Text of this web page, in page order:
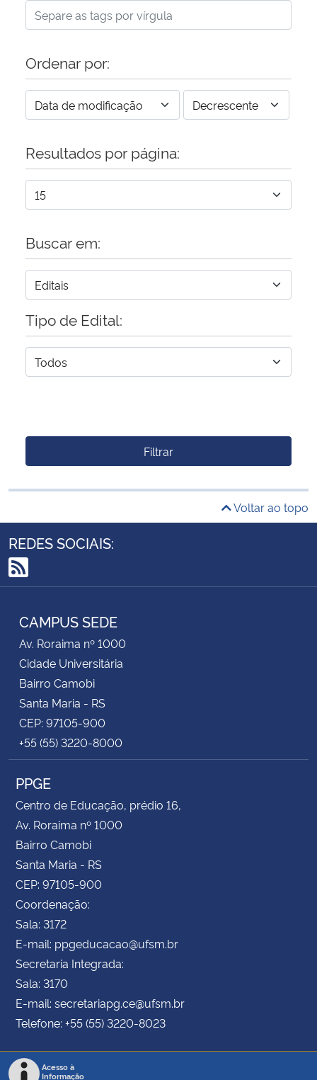
Ordenar por:
Resultados por página:
Buscar em:
Tipo de Edital:
Filtrar
Voltar ao topo
REDES SOCIAIS:
RSS
CAMPUS SEDE
Av. Roraima nº 1000
Cidade Universitária
Bairro Camobi
Santa Maria - RS
CEP: 97105-900
+55 (55) 3220-8000
PPGE
Centro de Educação, prédio 16,
Av. Roraima nº 1000
Bairro Camobi
Santa Maria - RS
CEP: 97105-900
Coordenação:
Sala: 3172
E-mail: ppgeducacao@ufsm.br
Secretaria Integrada:
Sala: 3170
E-mail: secretariapg.ce@ufsm.br
Telefone: +55 (55) 3220-8023
Acesso à
Informação